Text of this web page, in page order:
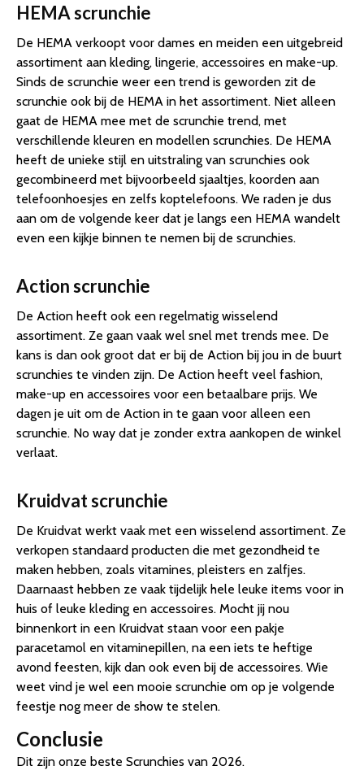
HEMA scrunchie
De HEMA verkoopt voor dames en meiden een uitgebreid
assortiment aan kleding, lingerie, accessoires en make-up.
Sinds de scrunchie weer een trend is geworden zit de
scrunchie ook bij de HEMA in het assortiment. Niet alleen
gaat de HEMA mee met de scrunchie trend, met
verschillende kleuren en modellen scrunchies. De HEMA
heeft de unieke stijl en uitstraling van scrunchies ook
gecombineerd met bijvoorbeeld sjaaltjes, koorden aan
telefoonhoesjes en zelfs koptelefoons. We raden je dus
aan om de volgende keer dat je langs een HEMA wandelt
even een kijkje binnen te nemen bij de scrunchies.
Action scrunchie
De Action heeft ook een regelmatig wisselend
assortiment. Ze gaan vaak wel snel met trends mee. De
kans is dan ook groot dat er bij de Action bij jou in de buurt
scrunchies te vinden zijn. De Action heeft veel fashion,
make-up en accessoires voor een betaalbare prijs. We
dagen je uit om de Action in te gaan voor alleen een
scrunchie. No way dat je zonder extra aankopen de winkel
verlaat.
Kruidvat scrunchie
De Kruidvat werkt vaak met een wisselend assortiment. Ze
verkopen standaard producten die met gezondheid te
maken hebben, zoals vitamines, pleisters en zalfjes.
Daarnaast hebben ze vaak tijdelijk hele leuke items voor in
huis of leuke kleding en accessoires. Mocht jij nou
binnenkort in een Kruidvat staan voor een pakje
paracetamol en vitaminepillen, na een iets te heftige
avond feesten, kijk dan ook even bij de accessoires. Wie
weet vind je wel een mooie scrunchie om op je volgende
feestje nog meer de show te stelen.
Conclusie
Dit zijn onze beste Scrunchies van 2026.